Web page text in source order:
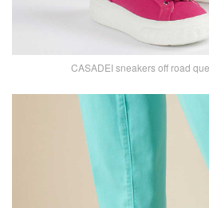
CASADEI sneakers off road